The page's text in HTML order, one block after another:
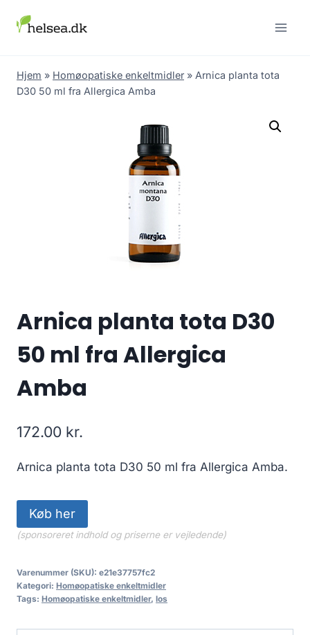
Hjem » Homøopatiske enkeltmidler » Arnica planta tota
D30 50 ml fra Allergica Amba
Arnica planta tota D30
50 ml fra Allergica
Amba
172.00 kr.
Arnica planta tota D30 50 ml fra Allergica Amba.
Køb her
(sponsoreret indhold og priserne er vejledende)
Varenummer (SKU): e21e37757fc2
Kategori: Homøopatiske enkeltmidler
Tags: Homøopatiske enkeltmidler, los